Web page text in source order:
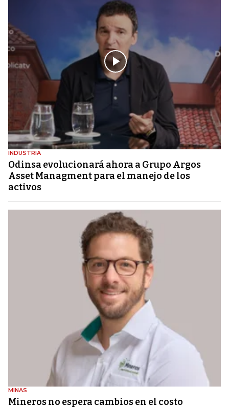
INDUSTRIA
Odinsa evolucionará ahora a Grupo Argos
Asset Managment para el manejo de los
activos
MINAS
Mineros no espera cambios en el costo